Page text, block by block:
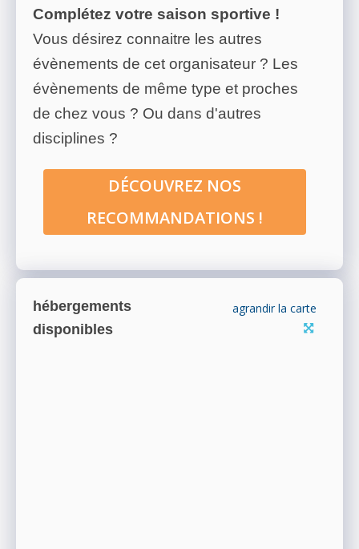
Complétez votre saison sportive !
Vous désirez connaitre les autres
évènements de cet organisateur ? Les
évènements de même type et proches
de chez vous ? Ou dans d'autres
disciplines ?
DÉCOUVREZ NOS
RECOMMANDATIONS !
hébergements
disponibles
agrandir la carte